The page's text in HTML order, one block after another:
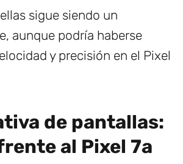
sigue siendo un
aunque podría haberse
y precisión en el Pixel
de pantallas:
al Pixel 7a